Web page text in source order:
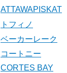
ATTAWAPISKAT
トフィノ
ベーカーレーク
コートニー
CORTES BAY